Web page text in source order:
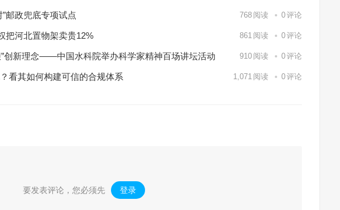
邮政兜底专项试点 768 阅读 0评论
把河北置物架卖贵12% 861 阅读 0评论
”创新理念——中国水科院举办科学家精神百场讲坛活动 910 阅读 0评论
看其如何构建可信的合规体系 1,071 阅读 0评论
要发表评论，您必须先 登录 。